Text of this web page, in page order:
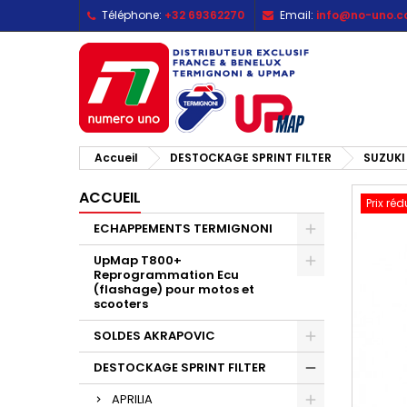
Téléphone: +32 69362270 Email: info@no-
Accueil DESTOCKAGE SPRINT FILTER SUZUKI
ACCUEIL
ECHAPPEMENTS TERMIGNONI
UpMap T800+
Reprogrammation Ecu
(flashage) pour motos et
scooters
SOLDES AKRAPOVIC
DESTOCKAGE SPRINT FILTER
APRILIA
Prix